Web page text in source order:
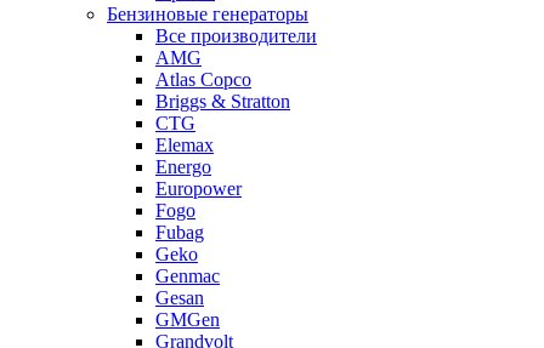
Бензиновые генераторы
Все производители
AMG
Atlas Copco
Briggs & Stratton
CTG
Elemax
Energo
Europower
Fogo
Fubag
Geko
Genmac
Gesan
GMGen
Grandvolt